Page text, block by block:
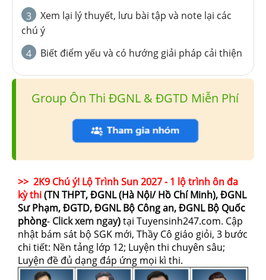
3
Xem lại lý thuyết, lưu bài tập và note lại các
chú ý
4
Biết điểm yếu và có hướng giải pháp cải thiện
Group Ôn Thi ĐGNL & ĐGTD Miễn Phí
>> 2K9 Chú ý! Lộ Trình Sun 2027 - 1 lộ trình ôn đa
kỳ thi(TN THPT, ĐGNL (Hà Nội/ Hồ Chí Minh), ĐGNL
Sư Phạm, ĐGTD, ĐGNL Bộ Công an, ĐGNL Bộ Quốc
phòng- Click xem ngay)tại Tuyensinh247.com. Cập
nhật bám sát bộ SGK mới, Thầy Cô giáo giỏi, 3 bước
chi tiết: Nền tảng lớp 12; Luyện thi chuyên sâu;
Luyện đề đủ dạng đáp ứng mọi kì thi.